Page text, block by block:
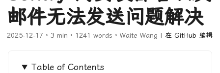
邮件无法发送问题解决
2025-12-17 · 3 min · 1241 words · Waite Wang | 在 GitHub 编辑
Table of Contents